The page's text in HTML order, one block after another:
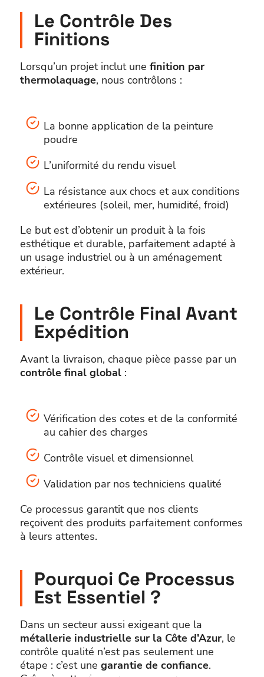
Le Contrôle Des
Finitions
Lorsqu’un projet inclut une finition par
thermolaquage, nous contrôlons :
La bonne application de la peinture
poudre
L’uniformité du rendu visuel
La résistance aux chocs et aux conditions
extérieures (soleil, mer, humidité, froid)
Le but est d’obtenir un produit à la fois
esthétique et durable, parfaitement adapté à
un usage industriel ou à un aménagement
extérieur.
Le Contrôle Final Avant
Expédition
Avant la livraison, chaque pièce passe par un
contrôle final global:
Vérification des cotes et de la conformité
au cahier des charges
Contrôle visuel et dimensionnel
Validation par nos techniciens qualité
Ce processus garantit que nos clients
reçoivent des produits parfaitement conformes
à leurs attentes.
Pourquoi Ce Processus
Est Essentiel ?
Dans un secteur aussi exigeant que la
métallerie industrielle sur la Côte d’Azur, le
contrôle qualité n’est pas seulement une
étape : c’est une garantie de confiance.